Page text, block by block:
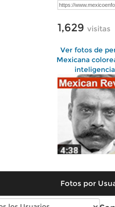
1,629 visitas
Ver fotos de
Mexicana
Fotos por